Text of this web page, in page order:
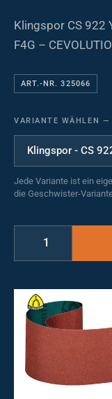
Klingspor CS 922
F4G –
ART.-NR. 325066
VARIANTE WÄHLEN —
Jede Variante ist ein
die Geschwister-